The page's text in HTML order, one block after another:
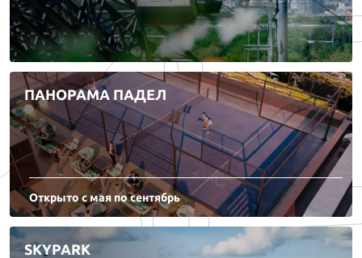
ПАНОРАМА ПАДЕЛ
Открыто с мая по сентябрь
SKYPARK